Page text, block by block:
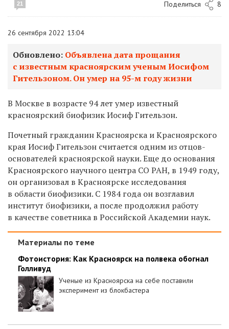
21 Поделиться 8
26 сентября 2022 13:04
Обновлено: Объявлена дата прощания
с известным красноярским ученым Иосифом
Гительзоном. Он умер на 95-м году жизни
В Москве в возрасте 94 лет умер известный
красноярский биофизик Иосиф Гительзон.
Почетный гражданин Красноярска и Красноярского
края Иосиф Гительзон считается одним из отцов-
основателей красноярской науки. Еще до основания
Красноярского научного центра СО РАН, в 1949 году,
он организовал в Красноярске исследования
в области биофизики. С 1984 года он возглавил
институт биофизики, а после продолжил работу
в качестве советника в Российской Академии наук.
Материалы по теме
Фотоистория: Как Красноярск на полвека обогнал
Голливуд
Ученые из Красноярска на себе поставили
эксперимент из блокбастера